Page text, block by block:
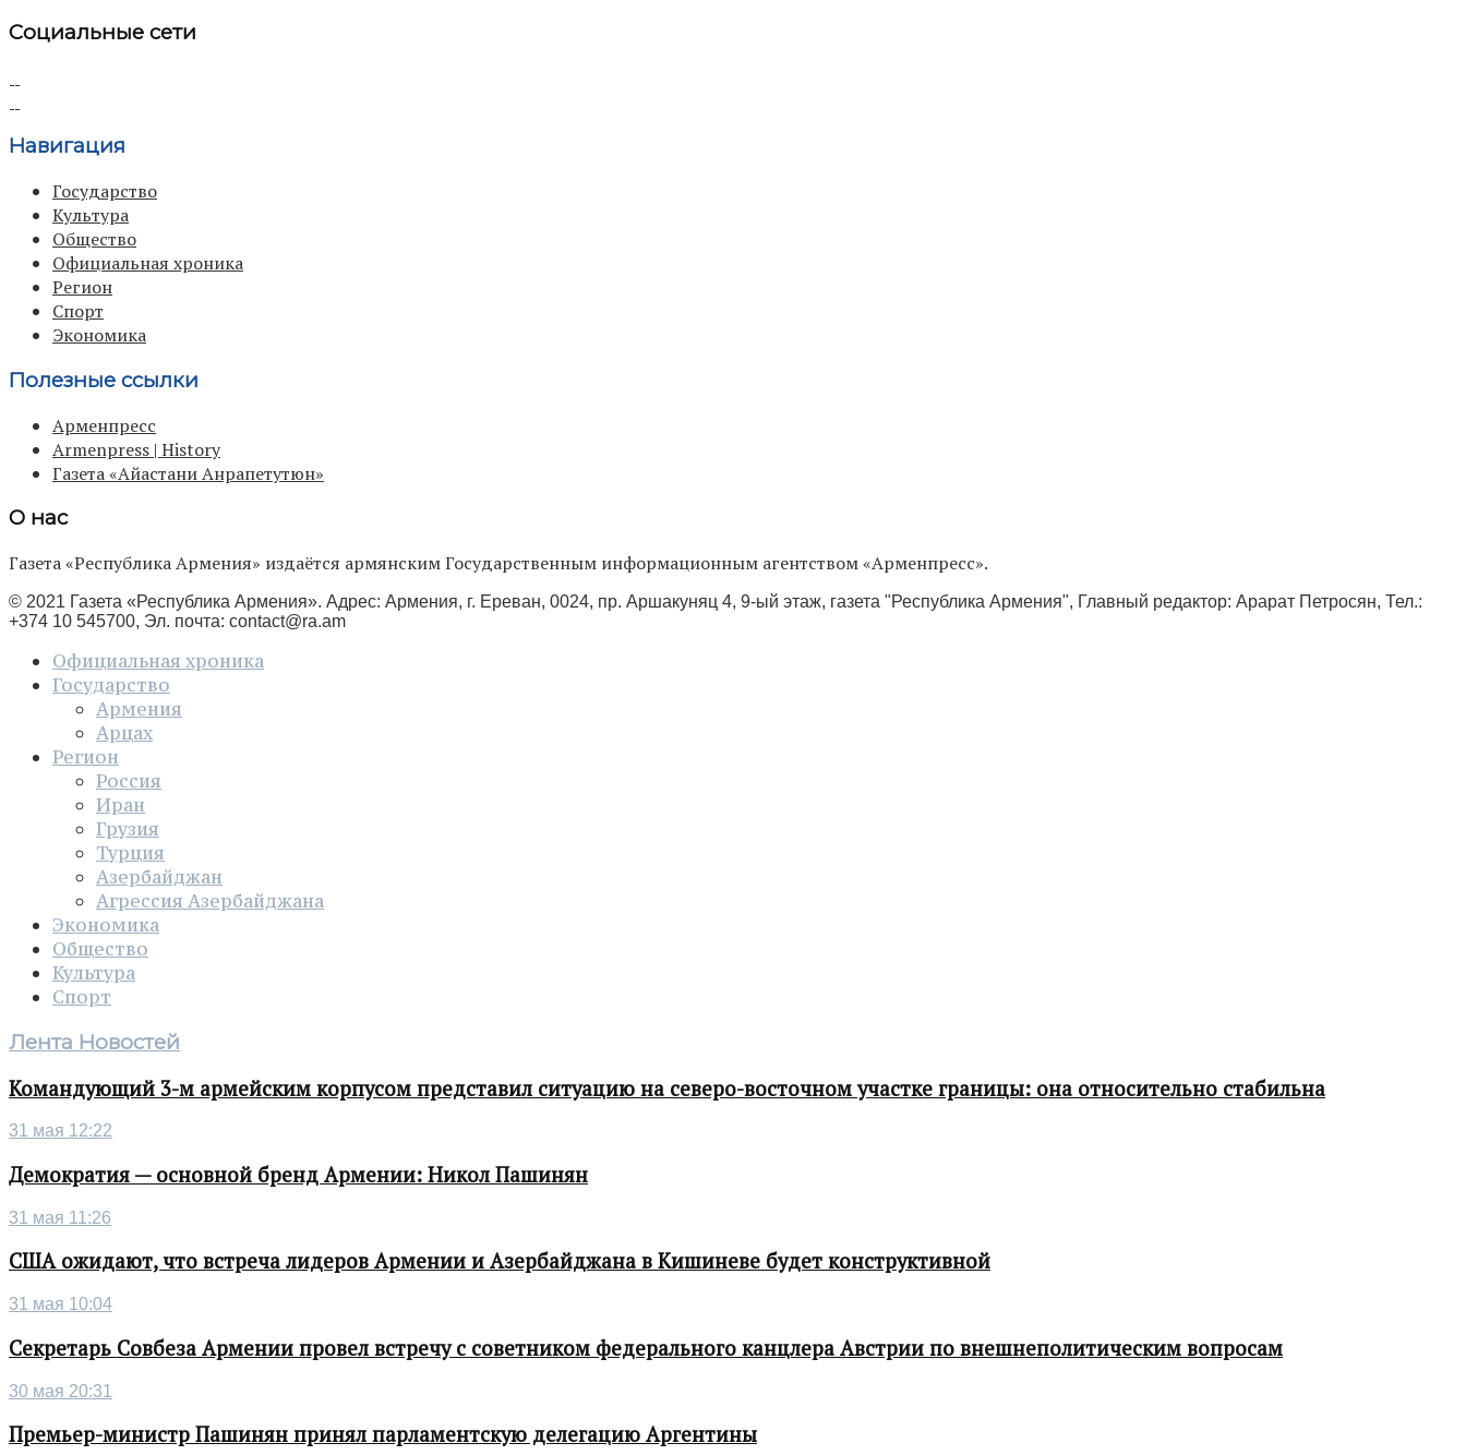
Социальные сети
Навигация
Государство
Культура
Общество
Официальная хроника
Регион
Спорт
Экономика
Полезные ссылки
Арменпресс
Armenpress | History
Газета «Айастани Анрапетутюн»
О нас
Газета «Республика Армения» издаётся армянским Государственным информационным агентством «Арменпресс».
© 2021 Газета «Республика Армения». Адрес: Армения, г. Ереван, 0024, пр. Аршакуняц 4, 9-ый этаж, газета "Республика Армения", Главный редактор: Арарат Петросян, Тел.:
+374 10 545700, Эл. почта: contact@ra.am
Официальная хроника
Государство
Армения
Арцах
Регион
Россия
Иран
Грузия
Турция
Азербайджан
Агрессия Азербайджана
Экономика
Общество
Культура
Спорт
Лента Новостей
Командующий 3-м армейским корпусом представил ситуацию на северо-восточном участке границы: она относительно стабильна
31 мая 12:22
Демократия — основной бренд Армении: Никол Пашинян
31 мая 11:26
США ожидают, что встреча лидеров Армении и Азербайджана в Кишиневе будет конструктивной
31 мая 10:04
Секретарь Совбеза Армении провел встречу с советником федерального канцлера Австрии по внешнеполитическим вопросам
30 мая 20:31
Премьер-министр Пашинян принял парламентскую делегацию Аргентины